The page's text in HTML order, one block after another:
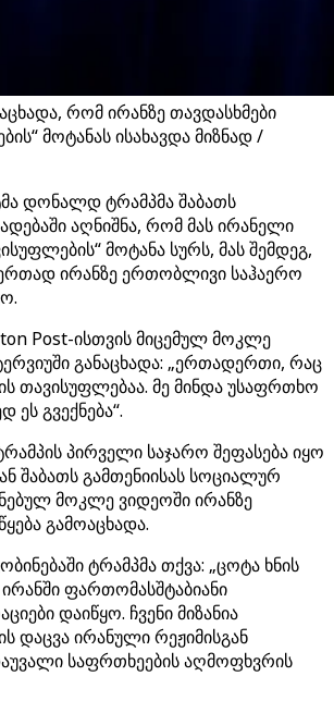
რომ ირანზე თავდასხმები
მოტანას ისახავდა მიზნად /
დონალდ ტრამპმა შაბათს
აღნიშნა, რომ მას ირანელი
მოტანა სურს, მას შემდეგ,
ირანზე ერთობლივი საჰაერო
Post-ისთვის მიცემულ მოკლე
განაცხადა: „ერთადერთი, რაც
თავისუფლებაა. მე მინდა უსაფრთხო
ეს გვექნება“.
პირველი საჯარო შეფასება იყო
შაბათს გამთენიისას სოციალურ
მოკლე ვიდეოში ირანზე
გამოაცხადა.
ტრამპმა თქვა: „ცოტა ხნის
ირანში ფართომასშტაბიანი
დაიწყო. ჩვენი მიზანია
დაცვა ირანული რეჟიმისგან
საფრთხეების აღმოფხვრის